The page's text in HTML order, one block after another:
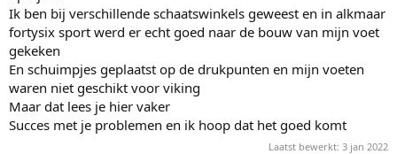
Ik ben bij verschillende schaatswinkels geweest en in alkmaar
fortysix sport werd er echt goed naar de bouw van mijn voet
gekeken
En schuimpjes geplaatst op de drukpunten en mijn voeten
waren niet geschikt voor viking
Maar dat lees je hier vaker
Succes met je problemen en ik hoop dat het goed komt
Laatst bewerkt: 3 jan 2022